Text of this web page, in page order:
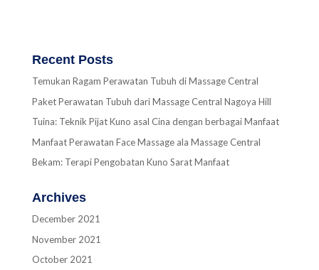
Recent Posts
Temukan Ragam Perawatan Tubuh di Massage Central
Paket Perawatan Tubuh dari Massage Central Nagoya Hill
Tuina: Teknik Pijat Kuno asal Cina dengan berbagai Manfaat
Manfaat Perawatan Face Massage ala Massage Central
Bekam: Terapi Pengobatan Kuno Sarat Manfaat
Archives
December 2021
November 2021
October 2021